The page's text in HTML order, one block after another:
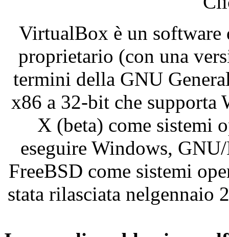
VirtualBox è un software
proprietario (con una
termini della GNU
x86 a 32-bit che supporta
X (beta) come sistemi
eseguire Windows,
FreeBSD come sistemi
stata rilasciata nelgennaio